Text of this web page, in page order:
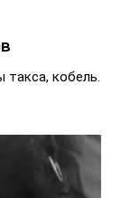
такса, кобель.